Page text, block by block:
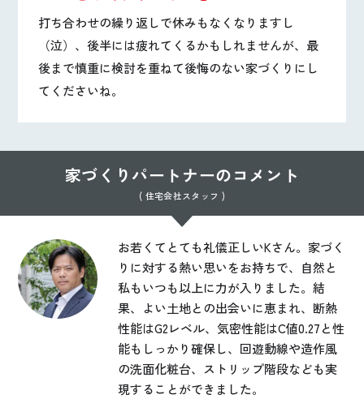
打ち合わせの繰り返しで休みもなくなりますし
（泣）、後半には疲れてくるかもしれませんが、最
後まで慎重に検討を重ねて後悔のない家づくりにし
てくださいね。
家づくりパートナーのコメント
( 住宅会社スタッフ )
お若くてとても礼儀正しいKさん。家づく
りに対する熱い思いをお持ちで、自然と
私もいつも以上に力が入りました。結
果、よい土地との出会いに恵まれ、断熱
性能はG2レベル、気密性能はC値0.27と性
能もしっかり確保し、回遊動線や造作風
の洗面化粧台、ストリップ階段なども実
現することができました。